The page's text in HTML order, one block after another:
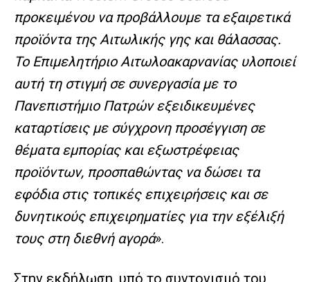
προκειμένου να προβάλλουμε τα εξαιρετικά
προϊόντα της Αιτωλικής γης και θάλασσας.
Το Επιμελητήριο Αιτωλοακαρνανίας υλοποιεί
αυτή τη στιγμή σε συνεργασία με το
Πανεπιστήμιο Πατρών εξειδικευμένες
καταρτίσεις με σύγχρονη προσέγγιση σε
θέματα εμπορίας και εξωστρέφειας
προϊόντων, προσπαθώντας να δώσει τα
εφόδια στις τοπικές επιχειρήσεις και σε
δυνητικούς επιχειρηματίες για την εξέλιξή
τους στη διεθνή αγορά».
Στην εκδήλωση, υπό το συντονισμό του